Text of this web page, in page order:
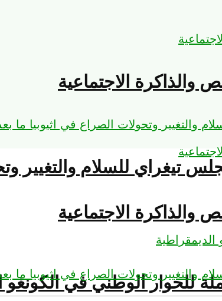
والذاكرة الاجتماعية
مجلس تيغراي للسلام والتغيير
للحوار الوطني في الكونغو
والذاكرة الاجتماعية